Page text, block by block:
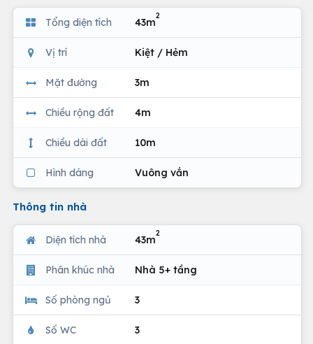
Tổng diện tích 43m
2
Vị trí Kiệt / Hẻm
Mặt đường 3m
Chiều rộng đất 4m
Chiều dài đất 10m
Hình dáng Vuông vắn
Thông tin nhà
Diện tích nhà 43m
2
Phân khúc nhà Nhà 5+ tầng
Số phòng ngủ 3
Số WC 3